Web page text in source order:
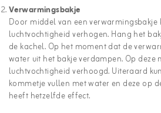
Verwarmingsbakje
Door middel van een verwarmingsbakje
luchtvochtigheid verhogen. Hang het
de kachel. Op het moment dat de
water uit het bakje verdampen. Op deze
luchtvochtigheid verhoogd. Uiteraard
kommetje vullen met water en deze op
heeft hetzelfde effect.